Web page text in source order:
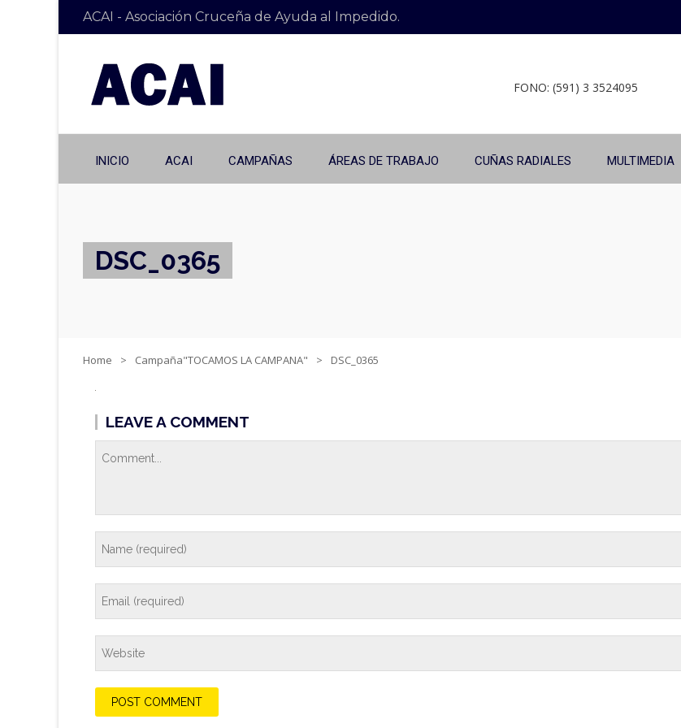
ACAI - Asociación Cruceña de Ayuda al Impedido.
FONO: (591) 3 3524095
INICIO ACAI CAMPAÑAS ÁREAS DE TRABAJO CUÑAS RADIALES MULTIMEDIA
DSC_0365
Home Campaña"TOCAMOS LA CAMPANA" DSC_0365
LEAVE A COMMENT